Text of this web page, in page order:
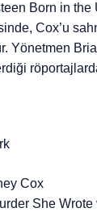
Born in
Cox’u
Yönetmen
Cox
She